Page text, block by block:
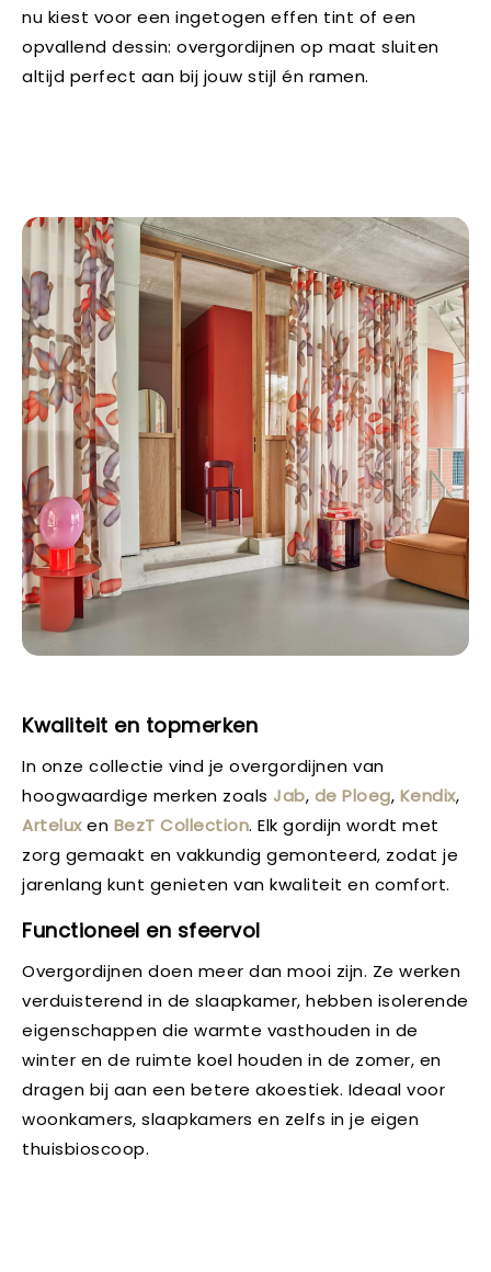
nu kiest voor een ingetogen effen tint of een
opvallend dessin: overgordijnen op maat sluiten
altijd perfect aan bij jouw stijl én ramen.
Kwaliteit en topmerken
In onze collectie vind je overgordijnen van
hoogwaardige merken zoals Jab, de Ploeg, Kendix,
Arteluxen BezT Collection. Elk gordijn wordt met
zorg gemaakt en vakkundig gemonteerd, zodat je
jarenlang kunt genieten van kwaliteit en comfort.
Functioneel en sfeervol
Overgordijnen doen meer dan mooi zijn. Ze werken
verduisterend in de slaapkamer, hebben isolerende
eigenschappen die warmte vasthouden in de
winter en de ruimte koel houden in de zomer, en
dragen bij aan een betere akoestiek. Ideaal voor
woonkamers, slaapkamers en zelfs in je eigen
thuisbioscoop.